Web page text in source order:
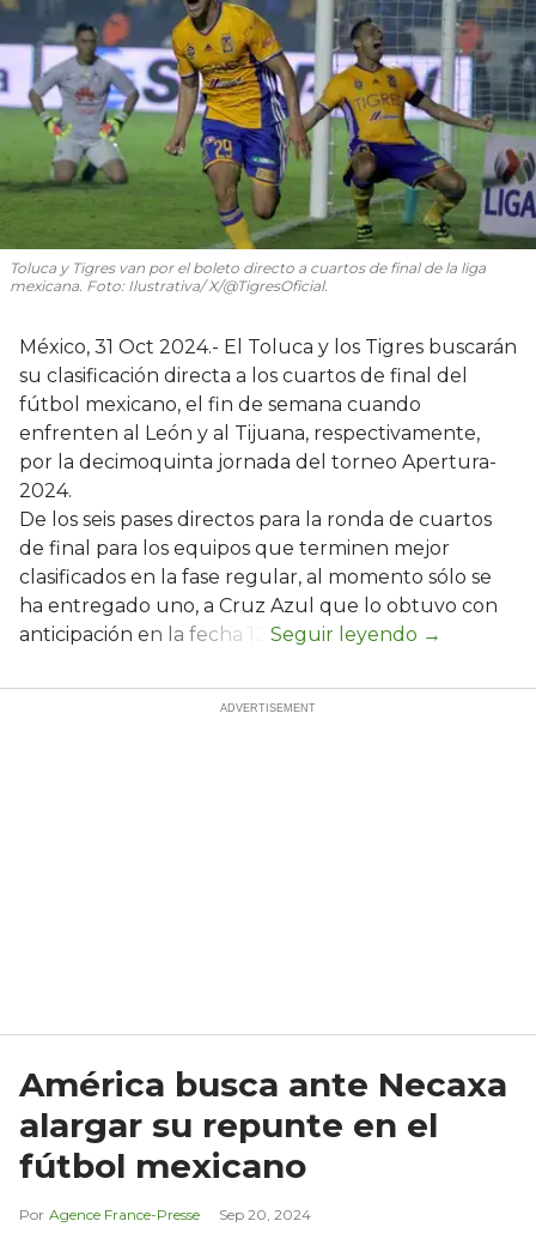
Toluca y Tigres van por el boleto directo a cuartos de final de la liga
mexicana. Foto: Ilustrativa/ X/@TigresOficial.
México, 31 Oct 2024.- El Toluca y los Tigres buscarán
su clasificación directa a los cuartos de final del
fútbol mexicano, el fin de semana cuando
enfrenten al León y al Tijuana, respectivamente,
por la decimoquinta jornada del torneo Apertura-
2024.
De los seis pases directos para la ronda de cuartos
de final para los equipos que terminen mejor
clasificados en la fase regular, al momento sólo se
ha entregado uno, a Cruz Azul que lo obtuvo con
anticipación en la fecha 12.
América busca ante Necaxa
alargar su repunte en el
fútbol mexicano
Agence France-Presse Sep 20, 2024